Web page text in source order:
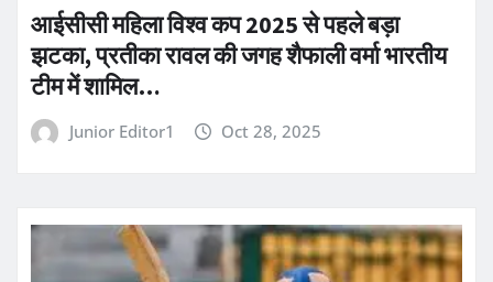
आईसीसी महिला विश्व कप 2025 से पहले बड़ा
झटका, प्रतीका रावल की जगह शैफाली वर्मा भारतीय
टीम में शामिल…
Junior Editor1 Oct 28, 2025